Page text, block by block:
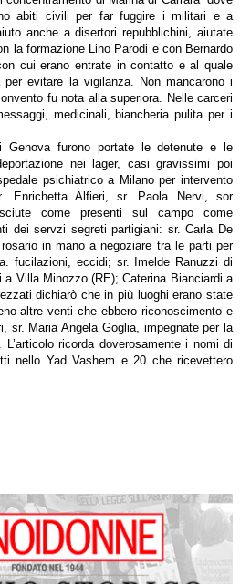
abiti civili per far fuggire i militari e a
anche a disertori repubblichini, aiutate
la formazione Lino Parodi e con Bernardo
cui erano entrate in contatto e al quale
per evitare la vigilanza. Non mancarono i
fu nota alla superiora. Nelle carceri
medicinali, biancheria pulita per i
Genova furono portate le detenute e le
nei lager, casi gravissimi poi
psichiatrico a Milano per intervento
Enrichetta Alfieri, sr. Paola Nervi, sor
come presenti sul campo come
dei servzi segreti partigiani: sr. Carla De
in mano a negoziare tra le parti per
fucilazioni, eccidi; sr. Imelde Ranuzzi di
a Villa Minozzo (RE); Caterina Bianciardi a
dichiarò che in più luoghi erano state
altre venti che ebbero riconoscimento e
sr. Maria Angela Goglia, impegnate per la
ricorda doverosamente i nomi di
nello Yad Vashem e 20 che ricevettero